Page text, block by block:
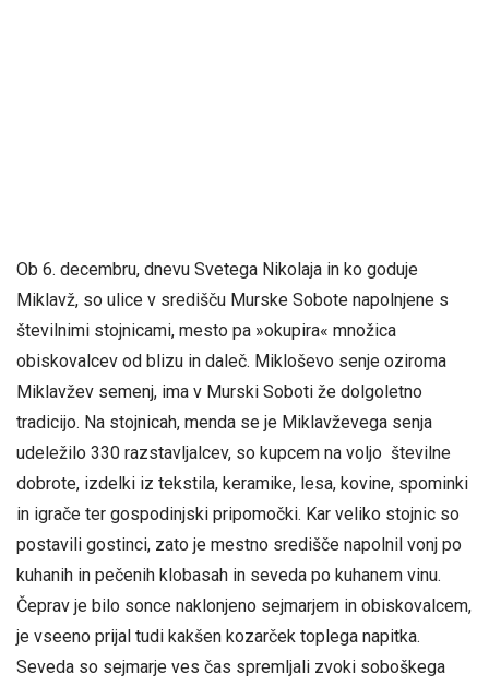
Ob 6. decembru, dnevu Svetega Nikolaja in ko goduje
Miklavž, so ulice v središču Murske Sobote napolnjene s
številnimi stojnicami, mesto pa »okupira« množica
obiskovalcev od blizu in daleč. Mikloševo senje oziroma
Miklavžev semenj, ima v Murski Soboti že dolgoletno
tradicijo. Na stojnicah, menda se je Miklavževega senja
udeležilo 330 razstavljalcev, so kupcem na voljo številne
dobrote, izdelki iz tekstila, keramike, lesa, kovine, spominki
in igrače ter gospodinjski pripomočki. Kar veliko stojnic so
postavili gostinci, zato je mestno središče napolnil vonj po
kuhanih in pečenih klobasah in seveda po kuhanem vinu.
Čeprav je bilo sonce naklonjeno sejmarjem in obiskovalcem,
je vseeno prijal tudi kakšen kozarček toplega napitka.
Seveda so sejmarje ves čas spremljali zvoki soboškega